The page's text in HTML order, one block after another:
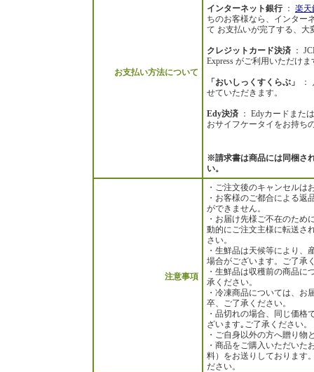
お支払い方法について
インターネット銀行： 楽天
ちのお客様なら、インター
て お支払いが完了する、大
クレジットカード決済 ：
Express がご利用いただけ
「おいしっくすくらぶ」
：
せていただきます。
Edy決済 ： Edyカードまた
おサイフケータイをお持ち
※請求書は商品には同梱さ
い。
注意事項
・ご注文後のキャンセルは
・お客様のご都合による返
ができません。
・お届け先様ご不在のため
動的にご注文主様に転送さ
さい。
・生鮮品は天候等により、
場合がございます。ご了承
・生鮮品は収穫前の商品に
承ください。
・冷凍商品については、お
卒、ご了承ください。
・品切れの場合、同じ価格
ざいます｡ご了承ください。
・ご自身以外の方へ贈り物
・商品をご購入いただいた
料）をお送りしております
ださい。